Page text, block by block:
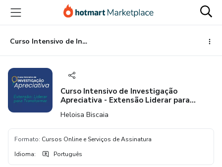
para
conteúdo
principal
para
pagamento
para
rodapé
Curso Intensivo de Investigação Apreciativa - Extensão Liderar para Transformar
Curso Intensivo de Investigação
Apreciativa - Extensão Liderar para
Heloisa Biscaia
Formato: Cursos Online e Serviços de Assinatura
Idioma: Português